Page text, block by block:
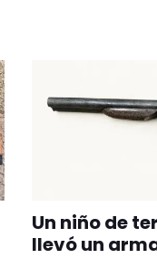
Un niño de
llevó un